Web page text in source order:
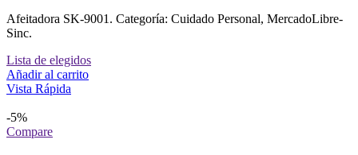
Afeitadora SK-9001. Categoría: Cuidado Personal, MercadoLibre-
Sinc.
Lista de elegidos
Añadir al carrito
Vista Rápida
-5%
Compare